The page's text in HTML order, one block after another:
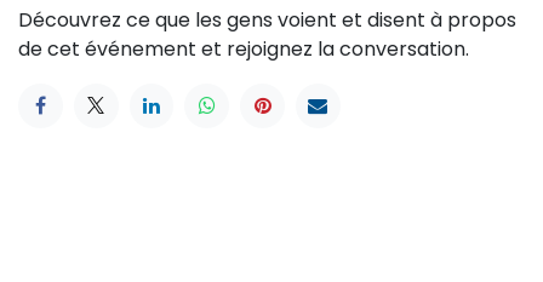
Découvrez ce que les gens voient et disent à propos
de cet événement et rejoignez la conversation.